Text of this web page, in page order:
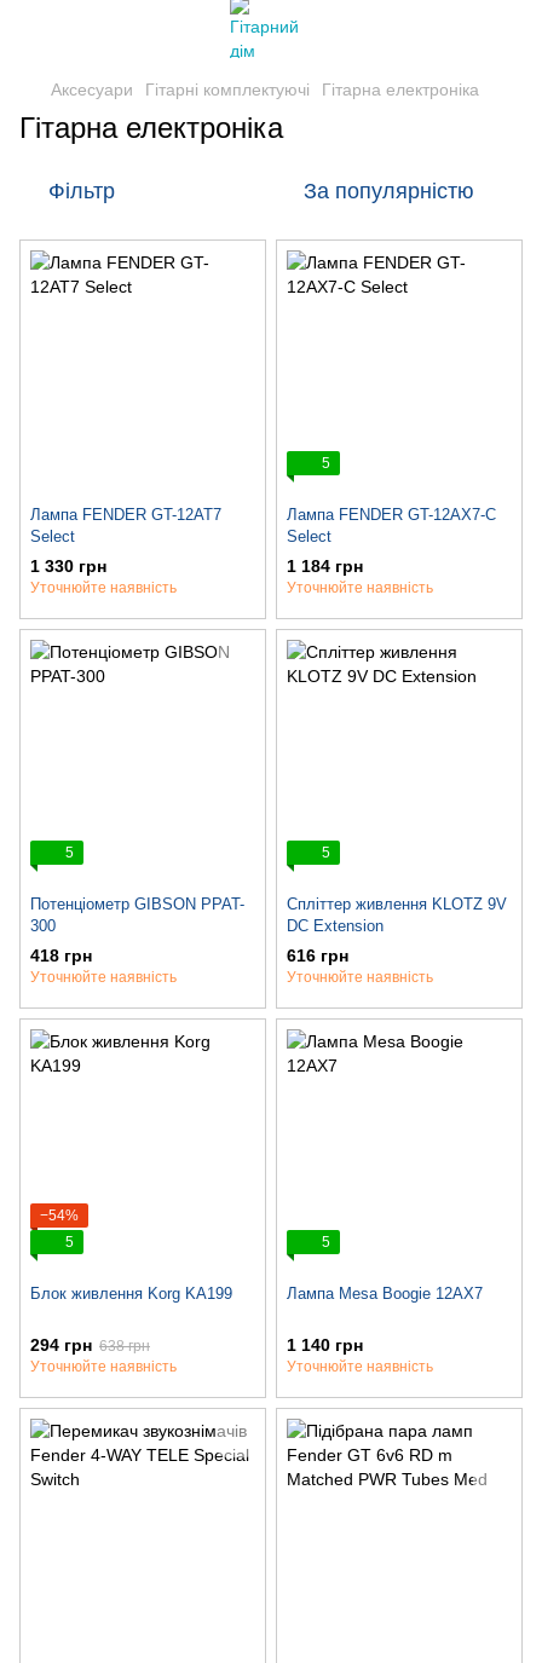
Аксесуари Гітарні комплектуючі Гітарна електроніка
Гітарна електроніка
Фільтр За популярністю
Лампа FENDER GT-12AT7
Select
1 330 грн
Уточнюйте наявність
5
Лампа FENDER GT-12AX7-C
Select
1 184 грн
Уточнюйте наявність
5
Потенціометр GIBSON PPAT-
300
418 грн
Уточнюйте наявність
5
Спліттер живлення KLOTZ 9V
DC Extension
616 грн
Уточнюйте наявність
−54%
5
Блок живлення Korg KA199
294 грн 638 грн
Уточнюйте наявність
5
Лампа Mesa Boogie 12AX7
1 140 грн
Уточнюйте наявність